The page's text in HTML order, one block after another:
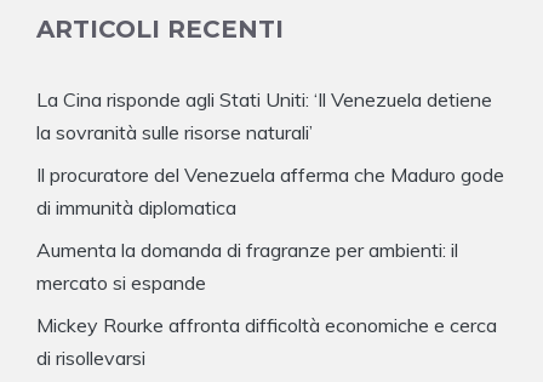
ARTICOLI RECENTI
La Cina risponde agli Stati Uniti: ‘Il Venezuela detiene
la sovranità sulle risorse naturali’
Il procuratore del Venezuela afferma che Maduro gode
di immunità diplomatica
Aumenta la domanda di fragranze per ambienti: il
mercato si espande
Mickey Rourke affronta difficoltà economiche e cerca
di risollevarsi